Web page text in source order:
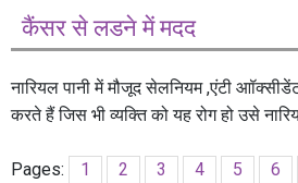
कैंसर से लडने में मदद
नारियल पानी में मौजूद सेलनियम ,एंटी
करते हैं जिस भी व्यक्ति को यह रोग हो उसे
Pages: 1 2 3 4 5 6